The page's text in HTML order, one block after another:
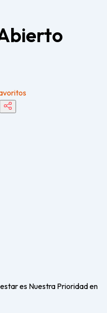
es Nuestra Prioridad en